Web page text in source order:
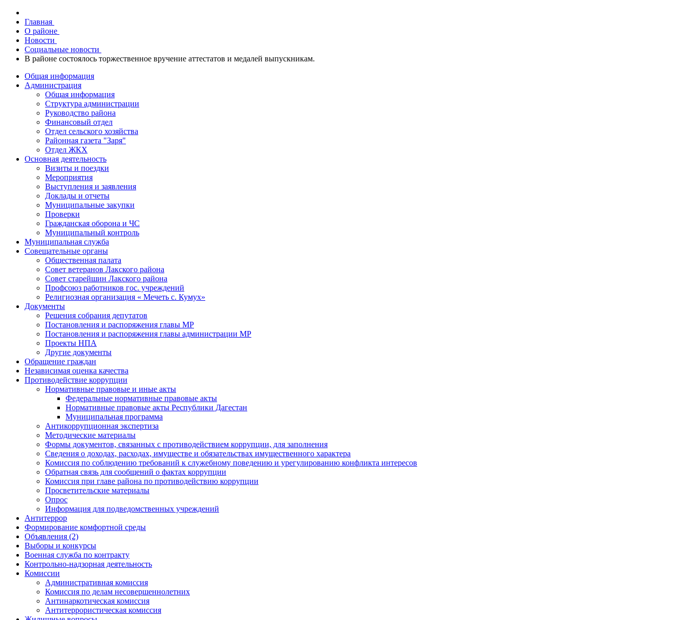
Главная
О районе
Новости
Социальные новости
В районе состоялось торжественное вручение аттестатов и медалей выпускникам.
Общая информация
Администрация
Общая информация
Структура администрации
Руководство района
Финансовый отдел
Отдел сельского хозяйства
Районная газета "Заря"
Отдел ЖКХ
Основная деятельность
Визиты и поездки
Мероприятия
Выступления и заявления
Доклады и отчеты
Муниципальные закупки
Проверки
Гражданская оборона и ЧС
Муниципальный контроль
Муниципальная служба
Совещательные органы
Общественная палата
Совет ветеранов Лакского района
Совет старейшин Лакского района
Профсоюз работников гос. учреждений
Религиозная организация « Мечеть с. Кумух»
Документы
Решения собрания депутатов
Постановления и распоряжения главы МР
Постановления и распоряжения главы администрации МР
Проекты НПА
Другие документы
Обращение граждан
Независимая оценка качества
Противодействие коррупции
Нормативные правовые и иные акты
Федеральные нормативные правовые акты
Нормативные правовые акты Республики Дагестан
Муниципальная программа
Антикоррупционная экспертиза
Методические материалы
Формы документов, связанных с противодействием коррупции, для заполнения
Сведения о доходах, расходах, имуществе и обязательствах имущественного характера
Комиссия по соблюдению требований к служебному поведению и урегулированию конфликта интересов
Обратная связь для сообщений о фактах коррупции
Комиссия при главе района по противодействию коррупции
Просветительские материалы
Опрос
Информация для подведомственных учреждений
Антитеррор
Формирование комфортной среды
Объявления (2)
Выборы и конкурсы
Военная служба по контракту
Контрольно-надзорная деятельность
Комиссии
Административная комиссия
Комиссия по делам несовершеннолетних
Антинаркотическая комиссия
Антитеррористическая комиссия